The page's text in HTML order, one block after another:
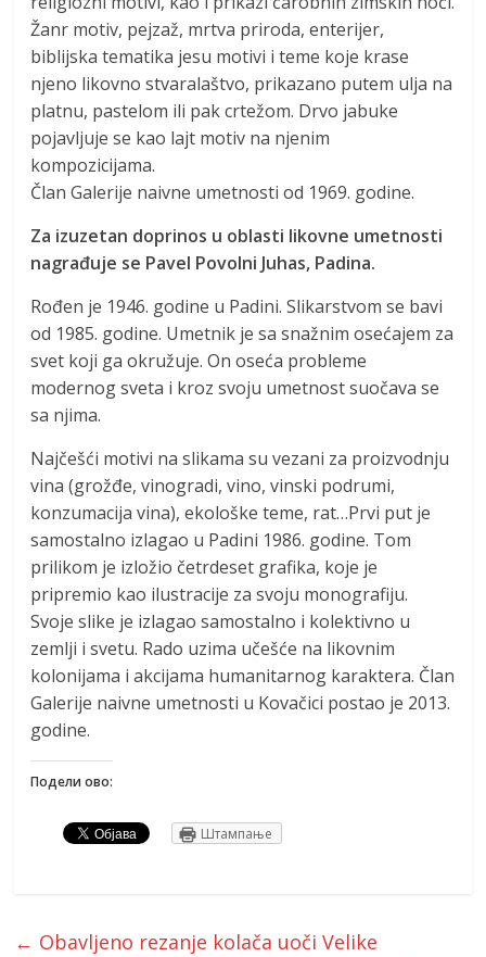
Žanr motiv, pejzaž, mrtva priroda, enterijer,
biblijska tematika jesu motivi i teme koje krase
njeno likovno stvaralaštvo, prikazano putem ulja na
platnu, pastelom ili pak crtežom. Drvo jabuke
pojavljuje se kao lajt motiv na njenim
kompozicijama.
Član Galerije naivne umetnosti od 1969. godine.
Za izuzetan doprinos u oblasti likovne umetnosti
nagrađuje se Pavel Povolni Juhas, Padina.
Rođen je 1946. godine u Padini. Slikarstvom se bavi
od 1985. godine. Umetnik je sa snažnim osećajem za
svet koji ga okružuje. On oseća probleme
modernog sveta i kroz svoju umetnost suočava se
sa njima.
Najčešći motivi na slikama su vezani za proizvodnju
vina (grožđe, vinogradi, vino, vinski podrumi,
konzumacija vina), ekološke teme, rat…Prvi put je
samostalno izlagao u Padini 1986. godine. Tom
prilikom je izložio četrdeset grafika, koje je
pripremio kao ilustracije za svoju monografiju.
Svoje slike je izlagao samostalno i kolektivno u
zemlji i svetu. Rado uzima učešće na likovnim
kolonijama i akcijama humanitarnog karaktera. Član
Galerije naivne umetnosti u Kovačici postao je 2013.
godine.
Подели ово:
Штампање
← Obavljeno rezanje kolača uoči Velike